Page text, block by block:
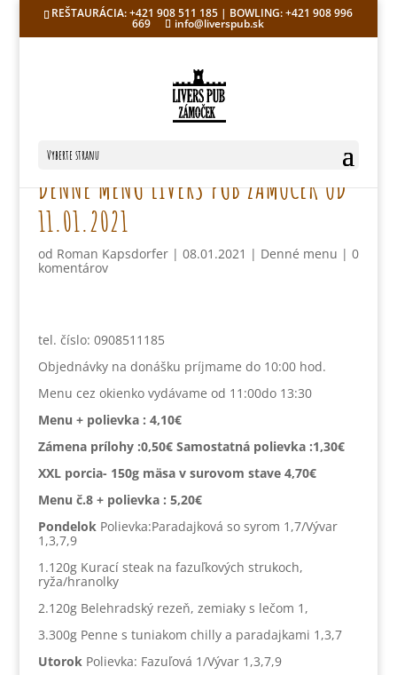
REŠTAURÁCIA: +421 908 511 185 | BOWLING: +421 908 996
669 info@liverspub.sk
Vyberte stranu
DENNÉ MENU LIVERS PUB ZÁMOČEK OD
11.01.2021
od Roman Kapsdorfer| 08.01.2021 | Denné menu | 0
komentárov
tel. číslo: 0908511185
Objednávky na donášku príjmame do 10:00 hod.
Menu cez okienko vydávame od 11:00do 13:30
Menu + polievka : 4,10€
Zámena prílohy :0,50€ Samostatná polievka :1,30€
XXL porcia- 150g mäsa v surovom stave 4,70€
Menu č.8 + polievka : 5,20€
Pondelok Polievka:Paradajková so syrom 1,7/Vývar
1,3,7,9
1.120g Kurací steak na fazuľkových strukoch,
ryža/hranolky
2.120g Belehradský rezeň, zemiaky s lečom 1,
3.300g Penne s tuniakom chilly a paradajkami 1,3,7
Utorok Polievka: Fazuľová 1/Vývar 1,3,7,9